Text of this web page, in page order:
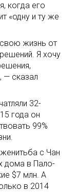
когда его
«одну и ту же
свою жизнь от
Я хочу
— сказал
32-
года он
99%
с Чан
дома в Пало-
$7 млн. А
в 2014